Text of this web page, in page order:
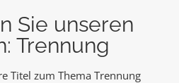
Sie unseren
Trennung
Titel zum Thema Trennung